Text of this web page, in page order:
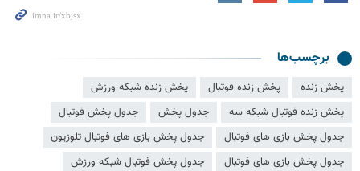
برچسب‌ها
پخش زنده پخش زنده فوتبال
پخش زنده شبکه ورزش
پخش زنده فوتبال شبکه سه
جدول پخش
جدول پخش فوتبال
جدول پخش بازی های فوتبال
جدول پخش بازی های فوتبال تلوزیون
جدول پخش بازی های فوتبال
جدول پخش فوتبال شبکه ورزش